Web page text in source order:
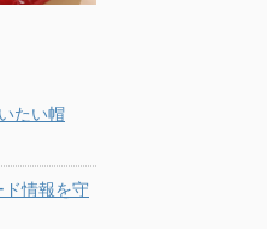
たい帽
ド情報を守